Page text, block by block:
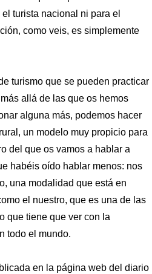
turista nacional ni para el
como veis, es simplemente
turismo que se pueden practicar
allá de las que os hemos
alguna más, podemos hacer
un modelo muy propicio para
del que os vamos a hablar a
habéis oído hablar menos: nos
una modalidad que está en
el nuestro, que es una de las
que tiene que ver con la
todo el mundo.
en la página web del diario